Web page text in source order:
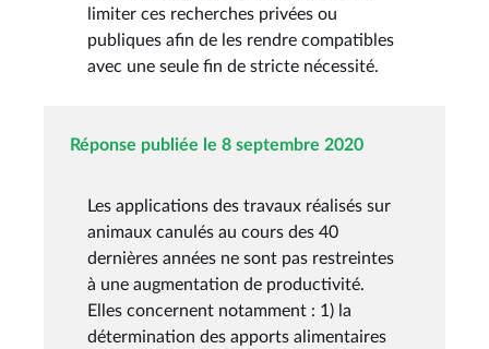
limiter ces recherches privées ou
publiques afin de les rendre compatibles
avec une seule fin de stricte nécessité.
Réponse publiée le 8 septembre 2020
Les applications des travaux réalisés sur
animaux canulés au cours des 40
dernières années ne sont pas restreintes
à une augmentation de productivité.
Elles concernent notamment : 1) la
détermination des apports alimentaires